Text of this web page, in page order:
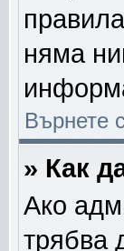
няма
Върнете
» Как
Ако
трябва